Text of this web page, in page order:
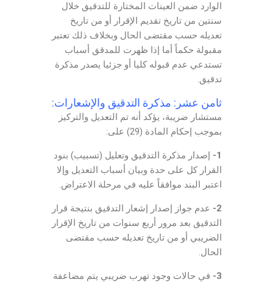
الوارد ضمن العينات المختارة للتدقيق خلال
سنتين من تاريخ تقديم الإقرار أو من تاريخ
تعديله حسب مقتضى الحال وبخلاف ذلك تعتبر
مقبولة حكماً أما إذا ظهرت للمدقق أسباب
تستدعي عدم قبوله كليا أو جزئيا يصدر مذكرة
تدقيق.
ثامن عشر: مذكرة التدقيق والإشعارات:
مستشار ضريبة، يؤكد أنه تم التعديل والتركيز
بموجب إحكام المادة (29) على:
1-
إصدار مذكرة التدقيق وتعليل (تسبيب) بنود
القرار كل على حدة وبيان أسباب التعديل وإلا
اعتبر البند موافقاً عليه في مرحلة الاعتراض.
2-
عدم جواز إصدار إشعار التدقيق بنتيجة قرار
التدقيق بعد مرور أربع سنوات من تاريخ الإقرار
الضريبي أو من تاريخ تعديله حسب مقتضى
الحال.
3-
في حالات وجود تهرب ضريبي يتم مضاعفة